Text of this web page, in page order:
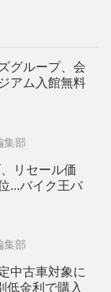
グループ、会
アム入館無料
集部
リセール価
...バイク王バ
集部
中古車対象に
低金利で購入